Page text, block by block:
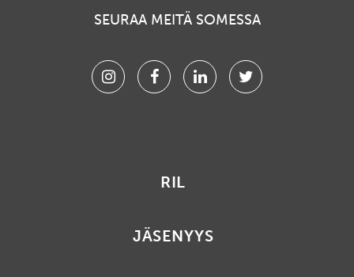
SEURAA MEITÄ SOMESSA
InstagramFacebookLinkedinTwitter
RIL
JÄSENYYS